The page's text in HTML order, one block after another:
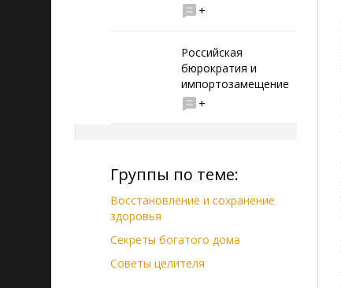
+
Российская
бюрократия и
импортозамещение
+
Группы по теме:
Восстановление и сохранение
здоровья
Секреты богатого дома
Советы целителя